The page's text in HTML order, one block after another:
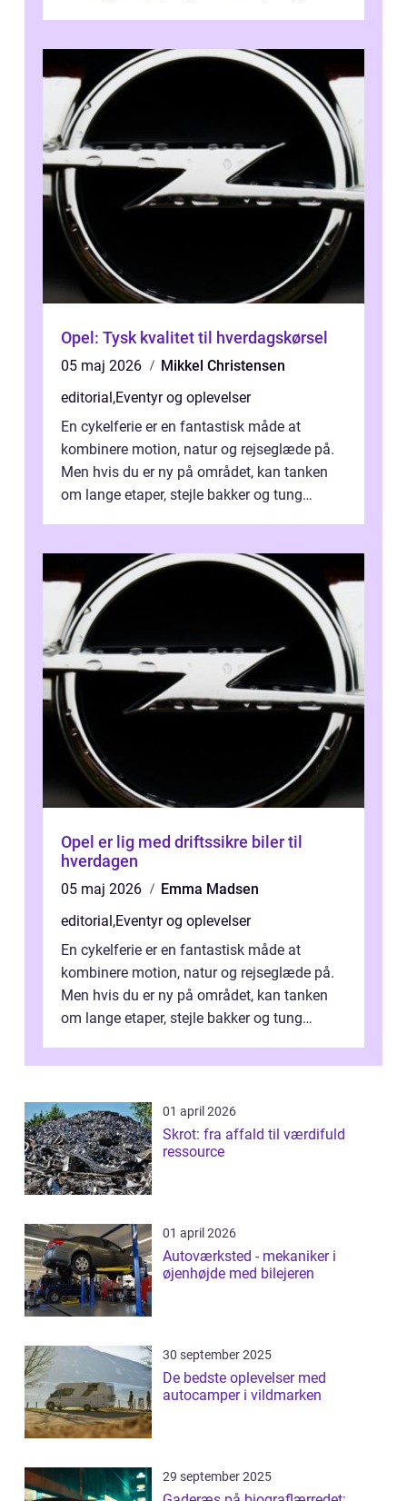
Opel: Tysk kvalitet til hverdagskørsel
05 maj 2026
Mikkel Christensen
editorial,Eventyr og oplevelser
En cykelferie er en fantastisk måde at
kombinere motion, natur og rejseglæde på.
Men hvis du er ny på området, kan tanken
om lange etaper, stejle bakker og tung
Opel er lig med driftssikre biler til
hverdagen
05 maj 2026
Emma Madsen
editorial,Eventyr og oplevelser
En cykelferie er en fantastisk måde at
kombinere motion, natur og rejseglæde på.
Men hvis du er ny på området, kan tanken
om lange etaper, stejle bakker og tung
01 april 2026
Skrot: fra affald til værdifuld
ressource
01 april 2026
Autoværksted - mekaniker i
øjenhøjde med bilejeren
30 september 2025
De bedste oplevelser med
autocamper i vildmarken
29 september 2025